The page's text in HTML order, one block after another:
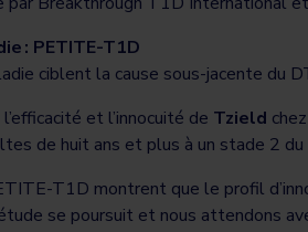
: PETITE-T1D
ciblent la cause sous-jacente
et l’innocuité de Tzield
de huit ans et plus à un stade 2
T1D montrent que le profil
se poursuit et nous attendons